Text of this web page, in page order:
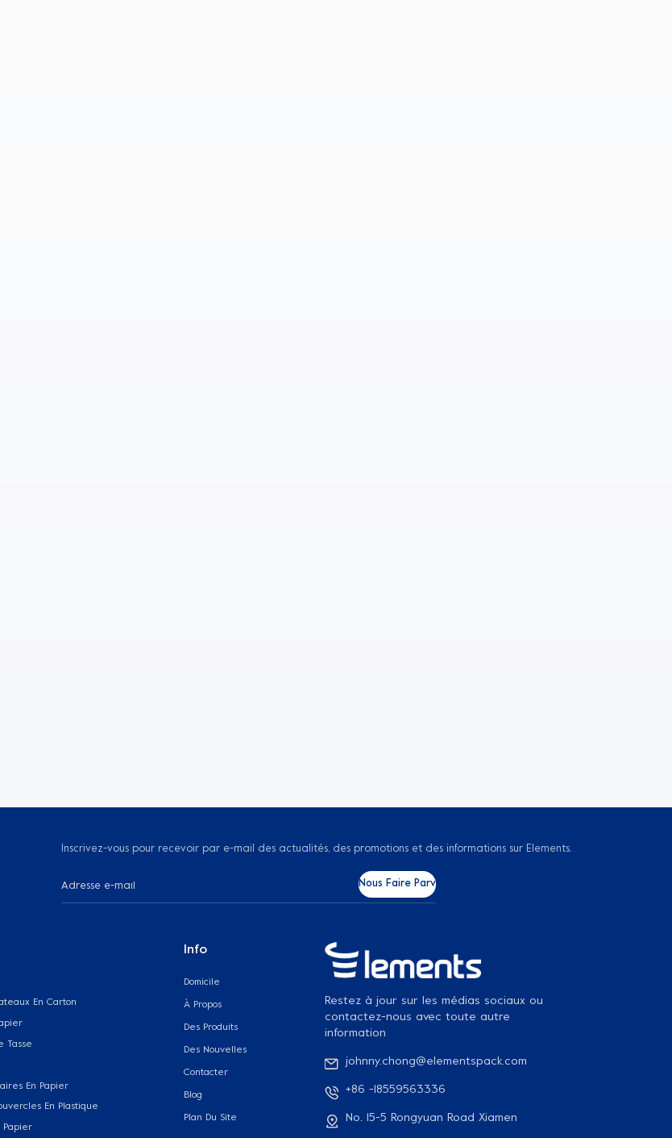
Inscrivez-vous pour recevoir par e-mail des actualités, des promotions et des informations sur Elements.
En Carton
Tasse
En Papier
En Plastique
Papier
Info
Domicile
À Propos
Des Produits
Des Nouvelles
Contacter
Blog
Plan Du Site
Restez à jour sur les médias sociaux ou
contactez-nous avec toute autre
information
johnny.chong@elementspack.com
+86 -18559563336
No. 15-5 Rongyuan Road Xiamen